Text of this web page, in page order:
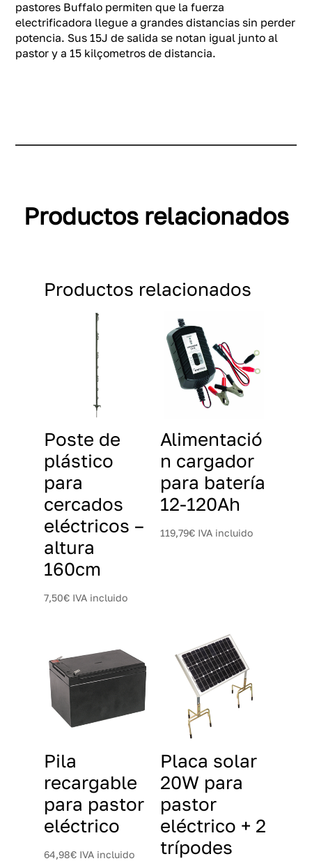
pastores Buffalo permiten que la fuerza
electrificadora llegue a grandes distancias sin perder
potencia. Sus 15J de salida se notan igual junto al
pastor y a 15 kilçometros de distancia.
Productos relacionados
Productos relacionados
Poste de
plástico
para
cercados
eléctricos –
altura
160cm
7,50€ IVA incluido
Alimentació
n cargador
para batería
12-120Ah
119,79€ IVA incluido
Pila
recargable
para pastor
eléctrico
64,98€ IVA incluido
Placa solar
20W para
pastor
eléctrico + 2
trípodes